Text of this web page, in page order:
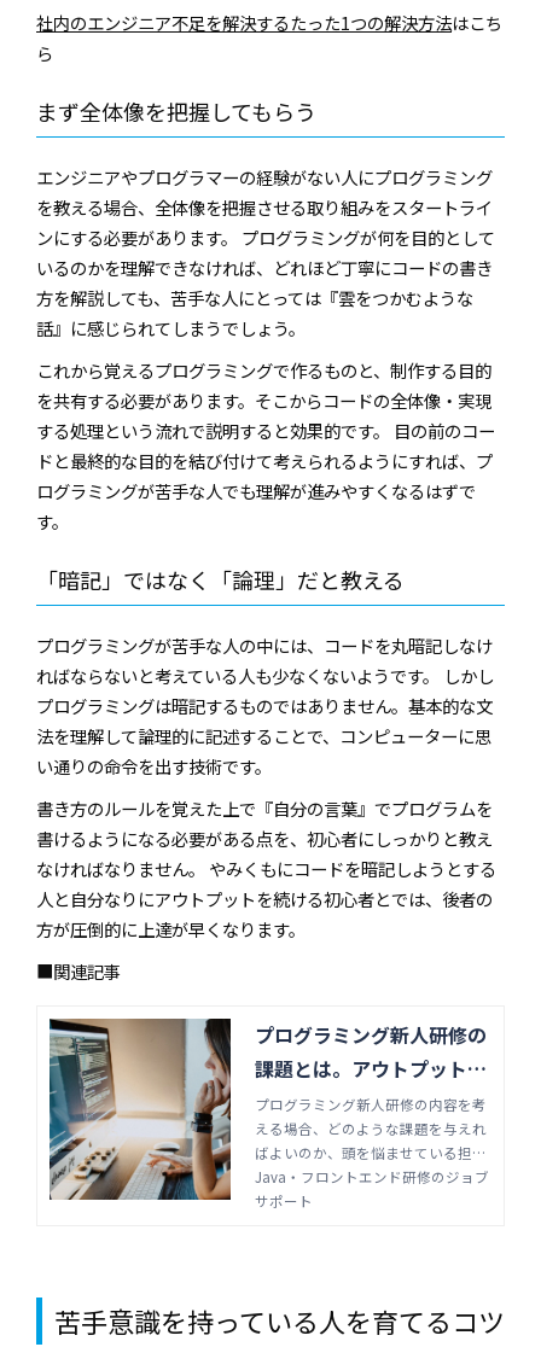
社内のエンジニア不⾜を解決するたった1つの解決⽅法はこち
ら
まず全体像を把握してもらう
エンジニアやプログラマーの経験がない人にプログラミング
を教える場合、全体像を把握させる取り組みをスタートライ
ンにする必要があります。 プログラミングが何を目的として
いるのかを理解できなければ、どれほど丁寧にコードの書き
方を解説しても、苦手な人にとっては『雲をつかむような
話』に感じられてしまうでしょう。
これから覚えるプログラミングで作るものと、制作する目的
を共有する必要があります。そこからコードの全体像・実現
する処理という流れで説明すると効果的です。 目の前のコー
ドと最終的な目的を結び付けて考えられるようにすれば、プ
ログラミングが苦手な人でも理解が進みやすくなるはずで
す。
「暗記」ではなく「論理」だと教える
プログラミングが苦手な人の中には、コードを丸暗記しなけ
ればならないと考えている人も少なくないようです。 しかし
プログラミングは暗記するものではありません。基本的な文
法を理解して論理的に記述することで、コンピューターに思
い通りの命令を出す技術です。
書き方のルールを覚えた上で『自分の言葉』でプログラムを
書けるようになる必要がある点を、初心者にしっかりと教え
なければなりません。 やみくもにコードを暗記しようとする
人と自分なりにアウトプットを続ける初心者とでは、後者の
方が圧倒的に上達が早くなります。
■関連記事
プログラミング新人研修の
課題とは。アウトプット中
心でスピード習得 | Java・
フロントエンド研修のジョ
ブサポート
プログラミング新人研修の内容を考
える場合、どのような課題を与えれ
ばよいのか、頭を悩ませている担当
者もいるのではないでしょうか。新
人がプログラミングをできるだけ早
Java・フロントエンド研修のジョブ
サポート
苦手意識を持っている人を育てるコツ